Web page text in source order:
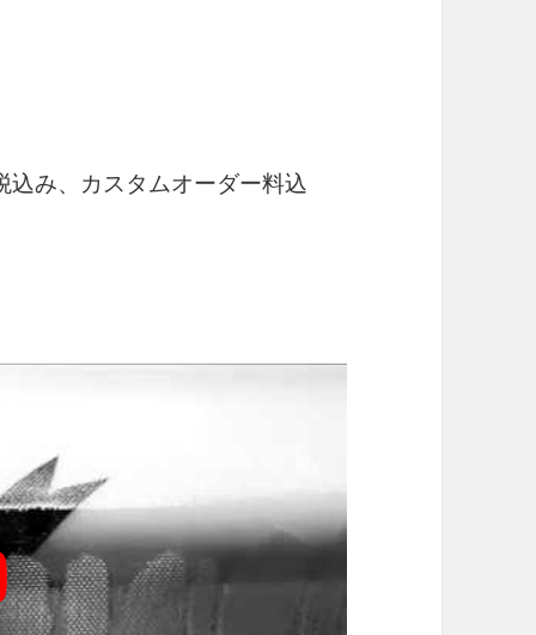
込み、カスタムオーダー料込